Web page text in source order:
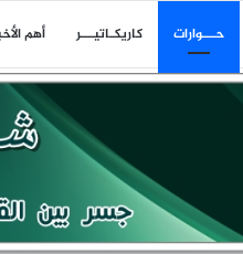
حـــوارات كاريكـاتيـــر أهم